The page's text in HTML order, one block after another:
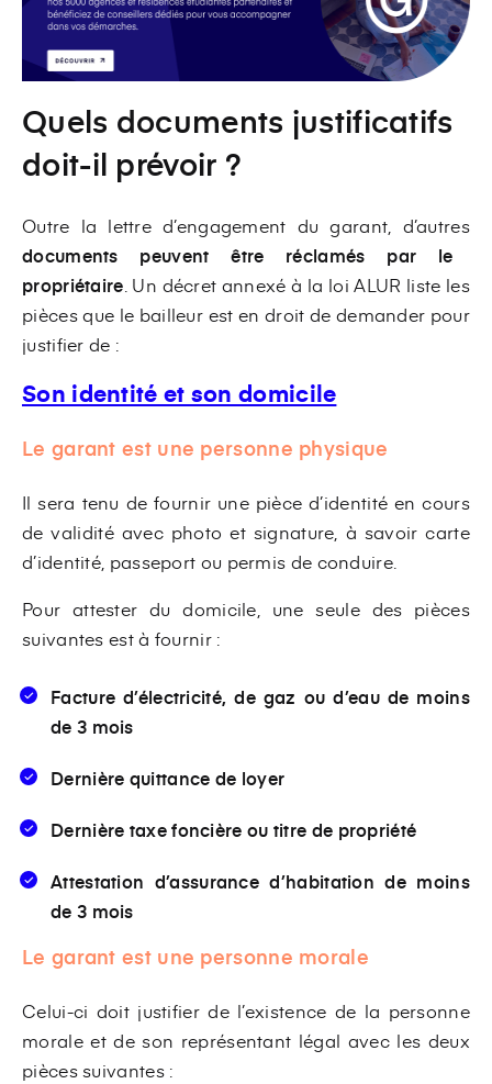
Quels documents justificatifs
doit-il prévoir ?
Outre la lettre d’engagement du garant, d’autres
documents peuvent être réclamés par le
propriétaire . Un décret annexé à la loi ALUR liste les
pièces que le bailleur est en droit de demander pour
justifier de :
Son identité et son domicile
Le garant est une personne physique
Il sera tenu de fournir une pièce d’identité en cours
de validité avec photo et signature, à savoir carte
d’identité, passeport ou permis de conduire.
Pour attester du domicile, une seule des pièces
suivantes est à fournir :
Facture d’électricité, de gaz ou d’eau de moins
de 3 mois
Dernière quittance de loyer
Dernière taxe foncière ou titre de propriété
Attestation d’assurance d’habitation de moins
de 3 mois
Le garant est une personne morale
Celui-ci doit justifier de l’existence de la personne
morale et de son représentant légal avec les deux
pièces suivantes :